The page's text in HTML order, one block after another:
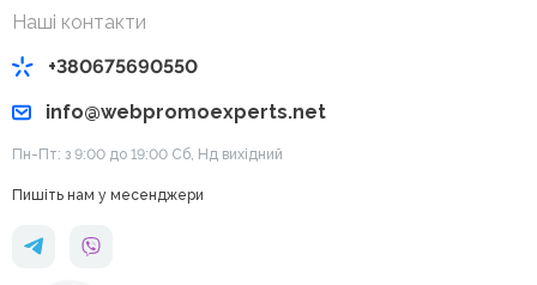
Наші контакти
+380675690550
info@webpromoexperts.net
Пн-Пт: з 9:00 до 19:00 Cб, Нд вихідний
Пишіть нам у месенджери